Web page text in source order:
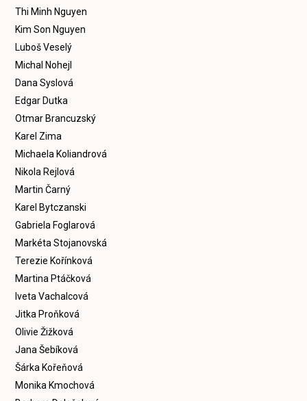
Thi Minh Nguyen
Kim Son Nguyen
Luboš Veselý
Michal Nohejl
Dana Syslová
Edgar Dutka
Otmar Brancuzský
Karel Zima
Michaela Koliandrová
Nikola Rejlová
Martin Čarný
Karel Bytczanski
Gabriela Foglarová
Markéta Stojanovská
Terezie Kořínková
Martina Ptáčková
Iveta Vachalcová
Jitka Proňková
Olivie Žižková
Jana Šebíková
Šárka Kořeňová
Monika Kmochová